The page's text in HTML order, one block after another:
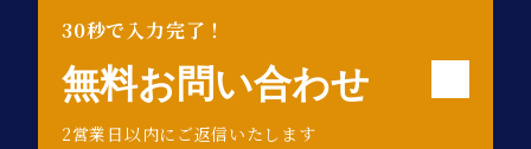
30秒で入力完了！
無料お問い合わせ
2営業日以内にご返信いたします